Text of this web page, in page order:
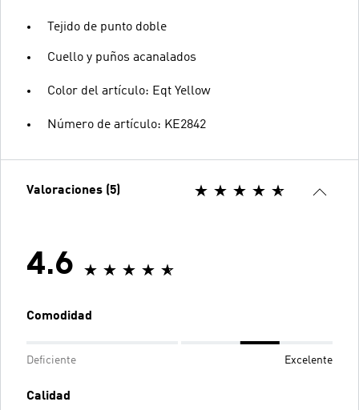
Tejido de punto doble
Cuello y puños acanalados
Color del artículo: Eqt Yellow
Número de artículo: KE2842
Valoraciones (5)
4.6
Comodidad
Deficiente Excelente
Calidad